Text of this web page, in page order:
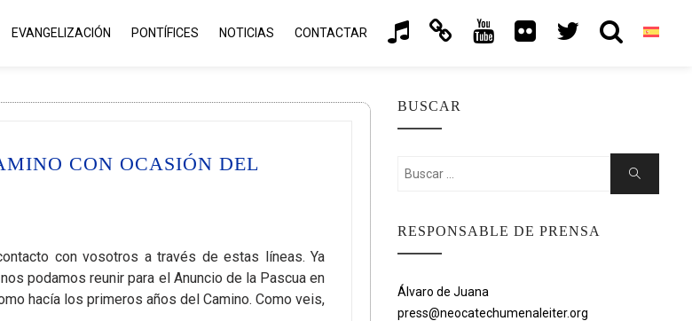
EVANGELIZACIÓN PONTÍFICES NOTICIAS CONTACTAR
CON OCASIÓN DEL
con vosotros a través de estas líneas. Ya
podamos reunir para el Anuncio de la Pascua en
hacía los primeros años del Camino. Como veis,
BUSCAR
Buscar:
Buscar
RESPONSABLE DE PRENSA
Álvaro de Juana
press@neocatechumenaleiter.org